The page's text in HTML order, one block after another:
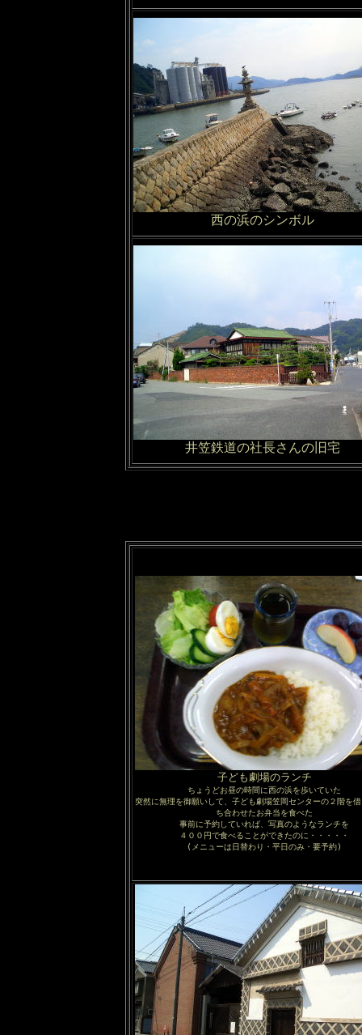
西の浜のシンボル
井笠鉄道の社長さんの旧宅
子ども劇場のランチ
ちょうどお昼の時間に西の浜を歩いていた
突然に無理を御願いして、子ども劇場笠岡センターの２階を
ち合わせたお弁当を食べた
事前に予約していれば、写真のようなランチを
４００円で食べることができたのに・・・・・
(メニューは日替わり・平日のみ・要予約)